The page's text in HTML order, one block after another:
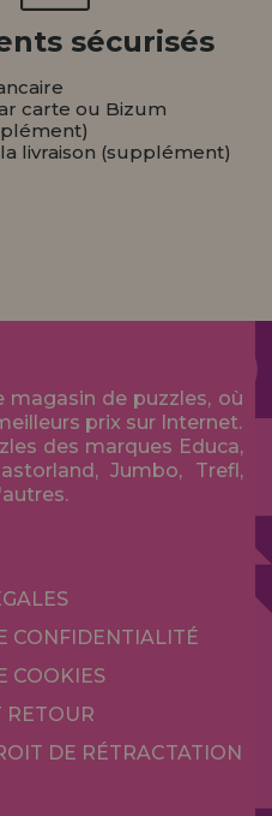
sécurisés
carte ou Bizum
la livraison (supplément)
magasin de puzzles, où
prix sur Internet.
des marques Educa,
Jumbo, Trefl,
CONFIDENTIALITÉ
COOKIES
RETOUR
DE RÉTRACTATION